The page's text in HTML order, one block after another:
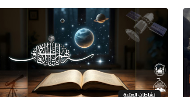
نشاطات العتبة